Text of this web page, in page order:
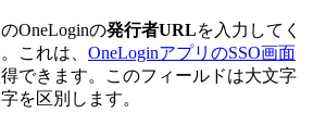
OneLoginの発行者URLを入力してく
これは、 OneLoginアプリのSSO画面
できます。このフィールドは大文字
を区別します。